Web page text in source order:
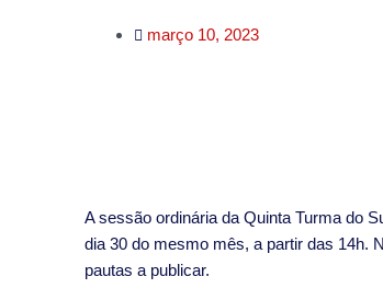
março 10, 2023
A sessão ordinária da Quinta Turma do
dia 30 do mesmo mês, a partir das 14h.
pautas a publicar.